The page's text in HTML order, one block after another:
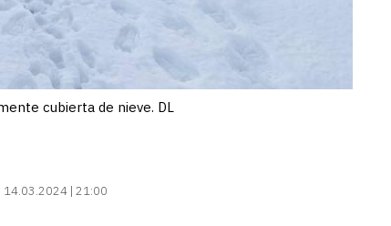
cubierta de nieve. DL
14.03.2024 | 21:00